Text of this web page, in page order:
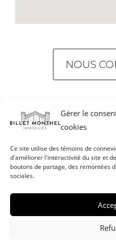
Gérer le
cookies
Ce site utilise des témoins de
d'améliorer l'interactivité du site et
boutons de partage, des remontées
sociales.
NOUS
Mentions
Politique de
Nous